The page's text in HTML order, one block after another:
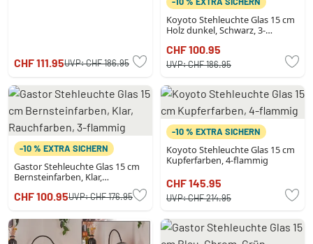
CHF 111.95UVP:CHF 186.95
Koyoto Stehleuchte Glas 15 cm
Holz dunkel, Schwarz, 3-
CHF 100.95
UVP:CHF 186.95
-10 % EXTRA SICHERN
Gastor Stehleuchte Glas 15 cm
Bernsteinfarben, Klar,
CHF 100.95UVP:CHF 176.95
-10 % EXTRA SICHERN
Koyoto Stehleuchte Glas 15 cm
Kupferfarben, 4-flammig
CHF 145.95
UVP:CHF 214.95